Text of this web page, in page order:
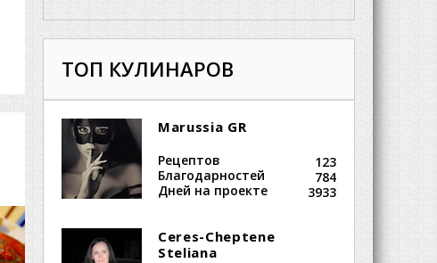
ТОП КУЛИНАРОВ
Marussia GR
Рецептов 123
Благодарностей 784
Дней на проекте 3933
Ceres-Cheptene
Steliana